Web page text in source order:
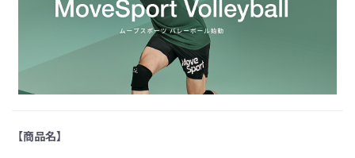
【商品名】